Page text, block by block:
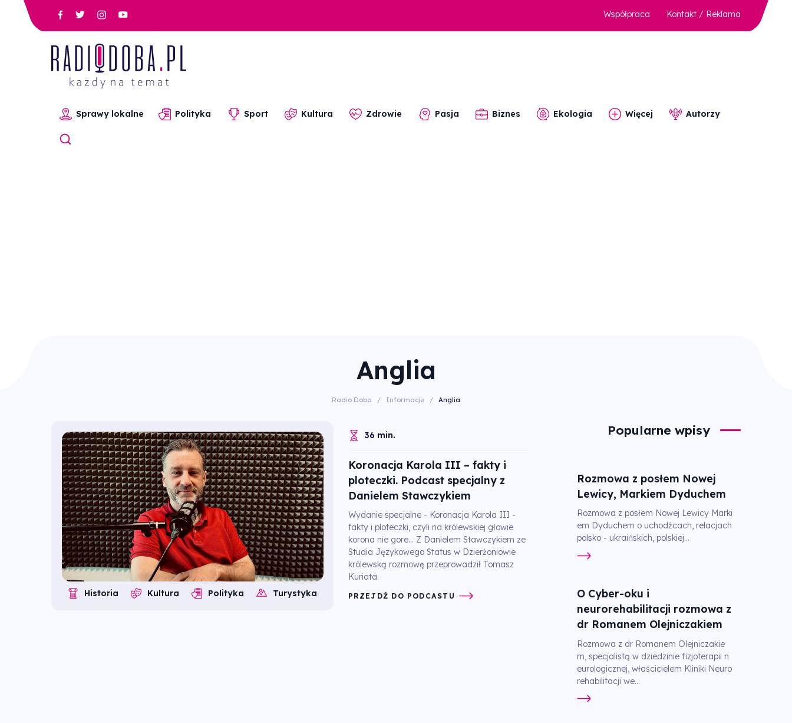
Współpraca Kontakt / Reklama
Sprawy lokalne Polityka Sport Kultura Zdrowie Pasja Biznes Ekologia Więcej Autorzy
Anglia
Radio Doba / Informacje / Anglia
Historia Kultura Polityka Turystyka
36 min.
Koronacja Karola III – fakty i
ploteczki. Podcast specjalny z
Danielem Stawczykiem
Wydanie specjalne - Koronacja Karola III -
fakty i ploteczki, czyli na królewskiej głowie
korona nie gore... Z Danielem Stawczykiem ze
Studia Językowego Status w Dzierżoniowie
królewską rozmowę przeprowadził Tomasz
Kuriata.
PRZEJDŹ DO PODCASTU
Popularne wpisy
Rozmowa z posłem Nowej
Lewicy, Markiem Dyduchem
Rozmowa z posłem Nowej Lewicy Marki
em Dyduchem o uchodźcach, relacjach
polsko - ukraińskich, polskiej...
O Cyber-oku i
neurorehabilitacji rozmowa z
dr Romanem Olejniczakiem
Rozmowa z dr Romanem Olejniczakie
m, specjalistą w dziedzinie fizjoterapii n
eurologicznej, właścicielem Kliniki Neuro
rehabilitacji we...